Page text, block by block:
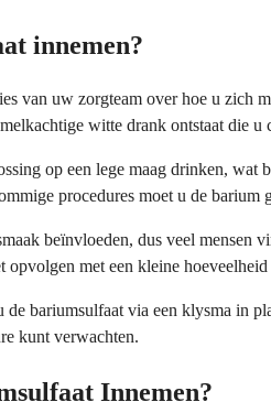
innemen?
van uw zorgteam over hoe u zich
witte drank ontstaat die
op een lege maag drinken,
procedures moet u de
beïnvloeden, dus veel
met een kleine
bariumsulfaat via een klysma in
kunt verwachten.
Innemen?